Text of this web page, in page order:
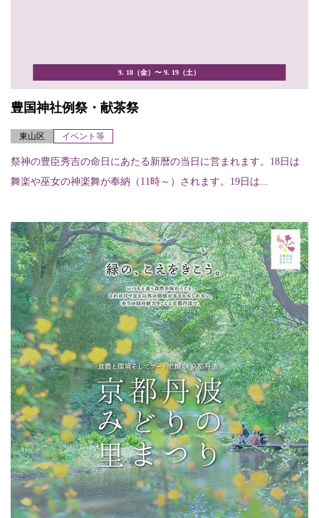
9. 18（金）〜 9. 19（土）
豊国神社例祭・献茶祭
東山区 イベント等
祭神の豊臣秀吉の命日にあたる新暦の当日に営まれます。18日は
舞楽や巫女の神楽舞が奉納（11時～）されます。19日は...